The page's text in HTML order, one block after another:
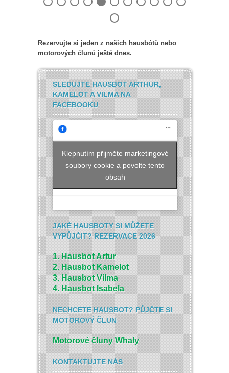
Rezervujte si jeden z našich hausbótů nebo
motorových člunů ještě dnes.
SLEDUJTE HAUSBOT ARTHUR,
KAMELOT A VILMA NA
FACEBOOKU
Klepnutím přijměte marketingové
soubory cookie a povolte tento
obsah
JAKÉ HAUSBOTY SI MŮŽETE
VYPŮJČIT? REZERVACE 2026
1. Hausbot Artur
2. Hausbot Kamelot
3. Hausbot Vilma
4. Hausbot Isabela
NECHCETE HAUSBOT? PŮJČTE SI
MOTOROVÝ ČLUN
Motorové čluny Whaly
KONTAKTUJTE NÁS